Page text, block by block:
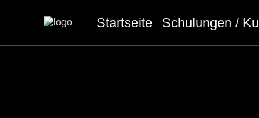
Startseite Schulungen /